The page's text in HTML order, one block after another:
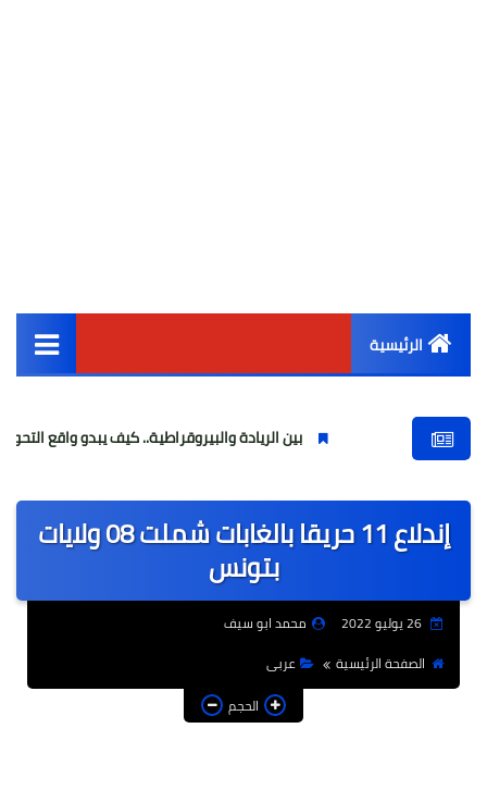
الرئيسية
أخبار مصر
عالمى
الرياضة
حوادث وقضايا
التعليم
بين الريادة والبيروقراطية.. كيف يبدو واقع التحول الرقمي في
إندلاع 11 حريقا بالغابات شملت 08 ولايات
بتونس
26 يوليو 2022
محمد ابو سيف
الصفحة الرئيسية
عربى
الحجم